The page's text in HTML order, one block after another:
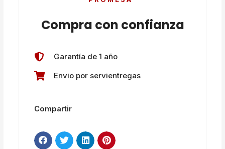
Compra con confianza
Garantía de 1 año
Envio por servientregas
Compartir